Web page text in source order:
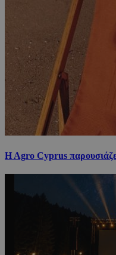
H Agro Cyprus